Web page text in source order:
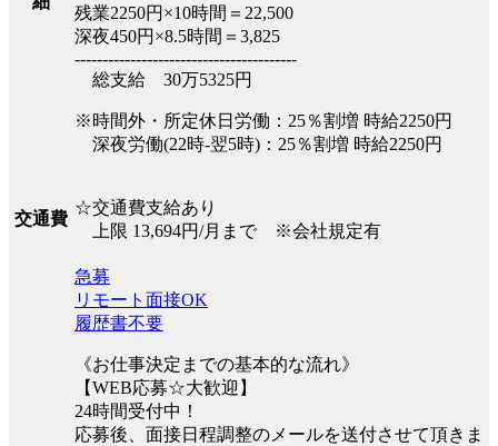
残業2250円×10時間＝22,500
深夜450円×8.5時間＝3,825
----------------------------------------
総支給 30万5325円
※時間外・所定休日労働：25％割増 時給2250円
深夜労働(22時-翌5時)：25％割増 時給2250円
交通費
☆交通費支給あり
上限 13,694円/月まで ※会社規定有
急募
リモート面接OK
履歴書不要
《お仕事決定までの基本的な流れ》
【WEB応募☆大歓迎】
24時間受付中！
応募後、面接日程調整のメールを送付させて頂きま